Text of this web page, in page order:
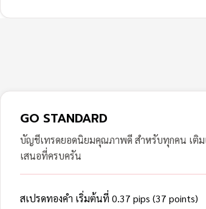
GO STANDARD
บัญชีเทรดยอดนิยมคุณภาพดี สำหรับทุกคน เติ
เสนอที่ครบครัน
สเปรดทองคำ เริ่มต้นที่ 0.37 pips (37 points)